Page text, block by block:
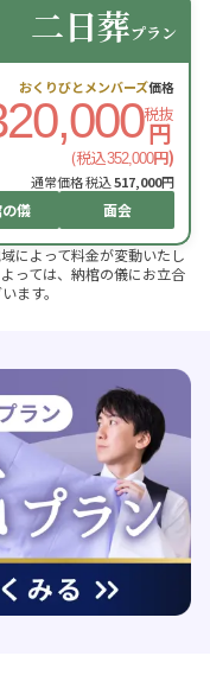
二日葬プラン
おくりびとメンバーズ価格
税抜
円
(税込352,000円)
通常価格 税込517,000円
儀 面会
によって料金が変動いたし
っては、納棺の儀にお立合
ます。